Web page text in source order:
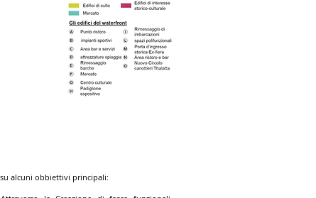
alcuni obbiettivi principali: